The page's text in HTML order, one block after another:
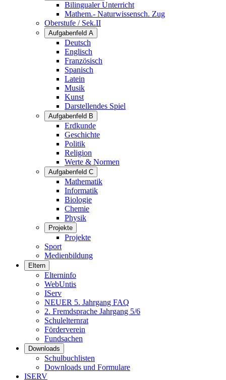
Bilingualer Unterricht
Mathem.- Naturwissensch. Zug
Oberstufe / Sek.II
Aufgabenfeld A
Deutsch
Englisch
Französisch
Spanisch
Latein
Musik
Kunst
Darstellendes Spiel
Aufgabenfeld B
Erdkunde
Geschichte
Politik
Religion
Werte & Normen
Aufgabenfeld C
Mathematik
Informatik
Biologie
Chemie
Physik
Projekte
Projekte
Sport
Medienbildung
Eltern
Elterninfo
WebUntis
IServ
NEUER 5. Jahrgang FAQ
2. Fremdsprache Jahrgang 5/6
Schulelternrat
Förderverein
Fundsachen
Downloads
Schulbuchlisten
Downloads und Formulare
ISERV